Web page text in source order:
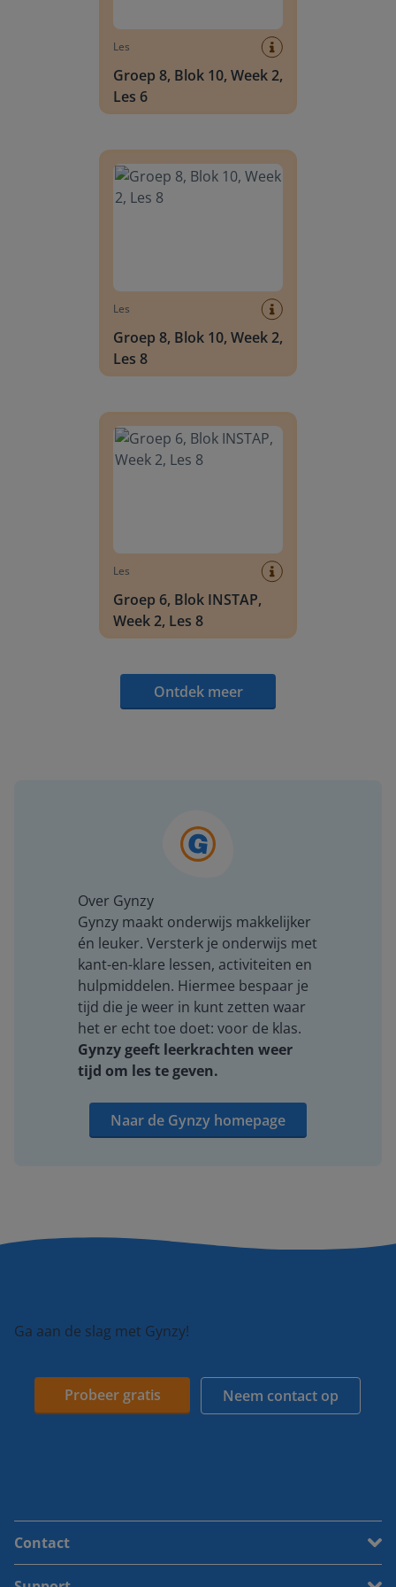
Les
Groep 8, Blok 10, Week 2,
Les 6
Les
Groep 8, Blok 10, Week 2,
Les 8
Les
Groep 6, Blok INSTAP,
Week 2, Les 8
Ontdek meer
Over Gynzy
Gynzy maakt onderwijs makkelijker
én leuker. Versterk je onderwijs met
kant-en-klare lessen, activiteiten en
hulpmiddelen. Hiermee bespaar je
tijd die je weer in kunt zetten waar
het er echt toe doet: voor de klas.
Gynzy geeft leerkrachten weer
tijd om les te geven.
Naar de Gynzy homepage
Ga aan de slag met Gynzy!
Probeer gratis Neem contact op
Contact